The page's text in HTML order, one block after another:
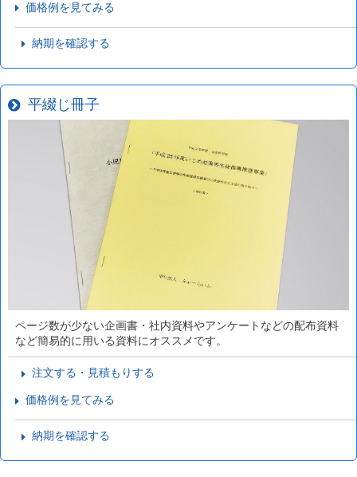
価格例を見てみる
納期を確認する
平綴じ冊子
ページ数が少ない企画書・社内資料やアンケートなどの配布資料
など簡易的に用いる資料にオススメです。
注文する・見積もりする
価格例を見てみる
納期を確認する